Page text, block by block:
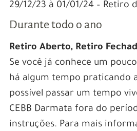
29/12/23 à 01/01/24 – Retiro
Durante todo o ano
Retiro Aberto, Retiro
Se você já conhece um
há algum tempo praticando
possível passar um tempo
CEBB Darmata fora do
instruções. Para mais